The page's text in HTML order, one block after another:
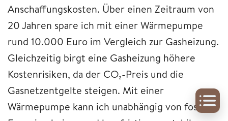
Anschaffungskosten. Über einen Zeitraum von
20 Jahren spare ich mit einer Wärmepumpe
rund 10.000 Euro im Vergleich zur Gasheizung.
Gleichzeitig birgt eine Gasheizung höhere
Kostenrisiken, da der CO₂-Preis und die
Gasnetzentgelte steigen. Mit einer
Wärmepumpe kann ich unabhängig von fossilen